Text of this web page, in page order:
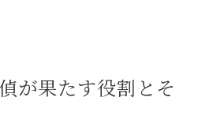
が果たす役割とそ